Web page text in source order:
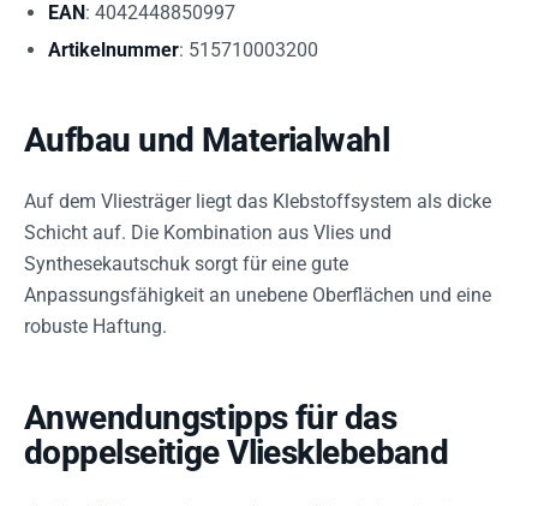
EAN: 4042448850997
Artikelnummer: 515710003200
Aufbau und Materialwahl
Auf dem Vliesträger liegt das Klebstoffsystem als dicke
Schicht auf. Die Kombination aus Vlies und
Synthesekautschuk sorgt für eine gute
Anpassungsfähigkeit an unebene Oberflächen und eine
robuste Haftung.
Anwendungstipps für das
doppelseitige Vliesklebeband